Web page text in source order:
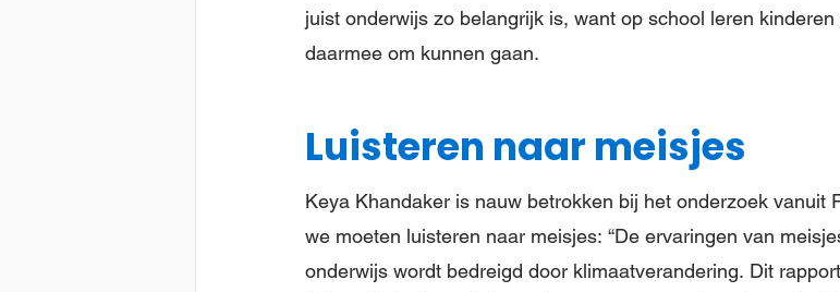
juist onderwijs zo belangrijk is, want op school leren
daarmee om kunnen gaan.
Luisteren naar meisjes
Keya Khandaker is nauw betrokken bij het onderzoek vanuit
we moeten luisteren naar meisjes: “De ervaringen van
onderwijs wordt bedreigd door klimaatverandering. Dit